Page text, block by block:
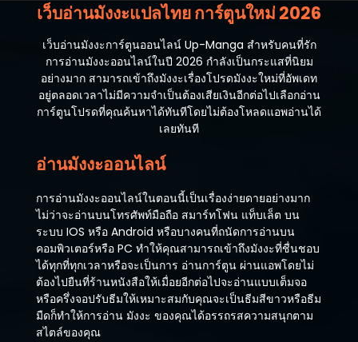
เว็บอ่านมังงะแปลไทย การ์ตูนใหม่ 2026
เว็บอ่านมังงะการ์ตูนออนไลน์ Up-Manga สำหรับคนที่รัก
การอ่านมังงะออนไลน์ในปี 2026 กำลังเป็นกระแสที่นิยม
อย่างมาก สามารถเข้าถึงมังงะเรื่องโปรดมังงะใหม่ที่อัพเดท
อยู่ตลอดเวลาไม่มีความจำเป็นต้องเสียเงินอีกต่อไปเลือกอ่าน
การ์ตูนโปรดที่คุณค้นหาได้ทันทีโดยไม่ต้องโหลดแอพอ่านได้
เลยทันที
อ่านมังงะออนไลน์
การอ่านมังงะออนไลน์ในตอนนี้เป็นเรื่องง่ายดายอย่างมาก
ไม่ว่าจะอ่านบนโทรศัพท์มือถือ สมาร์ทโฟน แท็บเล็ต บน
ระบบ IOS หรือ Android หรือบางคนที่ถนัดการอ่านบน
คอมพิวเตอร์หรือ PC ทำให้คุณสามารถเข้าถึงมังงะที่ชื่นชอบ
ได้ทุกที่ทุกเวลาหรือจะเป็นการ อ่านการ์ตูน ผ่านแอพโดยไม่
ต้องไปยืนที่ร้านหนังสือให้เมื่อยอีกต่อไปจะอ่านแบบเต็มจอ
หรือครึ่งจอปรับธีมให้เหมาะสมกับคุณจะเป็นธีมสีขาวหรือธีม
มืดก็ทำให้การอ่าน มังงะ ของคุณได้อรรถรสความสนุกตาม
สไตล์ของคุณ